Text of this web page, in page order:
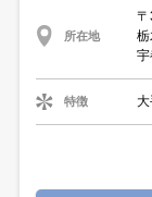
所在地
特徴